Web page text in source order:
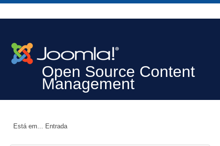
Open Source Content
Management
Está em... Entrada